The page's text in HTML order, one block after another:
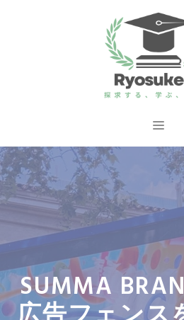
ス
キ
ッ
メ
ニ
ュ
SUMMA